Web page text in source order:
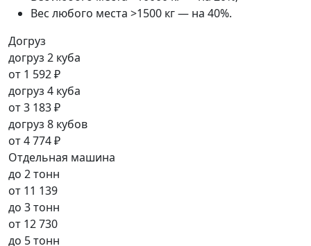
Вес любого места >1500 кг — на 40%.
Догруз
догруз 2 куба
от 1 592 ₽
догруз 4 куба
от3 183 ₽
догруз 8 кубов
от4 774 ₽
Отдельная машина
до 2 тонн
от 11 139
до 3 тонн
от 12 730
до 5 тонн